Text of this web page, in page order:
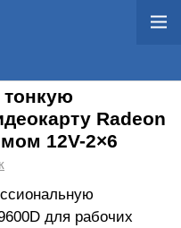
Radeon
12V-2×6
для рабочих